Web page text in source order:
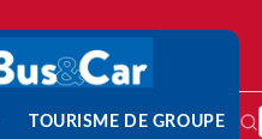
TOURISME DE GROUPE